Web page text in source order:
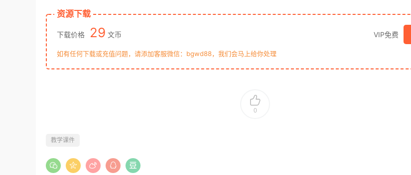
资源下载
下载价格 29 文币 VIP免费
如有任何下载或充值问题，请添加客服微信：bgwd88，我们会马上给你处理
0
教学课件